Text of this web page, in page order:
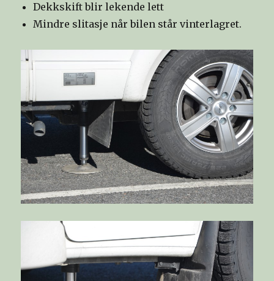
Dekkskift blir lekende lett
Mindre slitasje når bilen står vinterlagret.